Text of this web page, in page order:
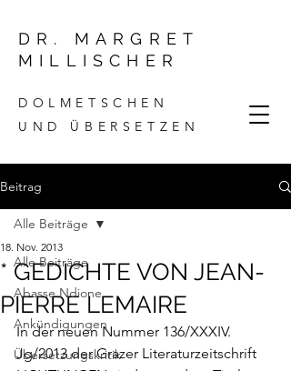
DR. MARGRET
MILLISCHER
DOLMETSCHEN
UND ÜBERSETZEN
Beitrag
Alle Beiträge
Abasse Ndione
Ankündigungen
Übersetzungskritik
Alle Beiträge
* GEDICHTE VON JEAN-
PIERRE LEMAIRE
18. Nov. 2013
In der neuen Nummer 136/XXXIV.
Jg/2013 der Grazer Literaturzeitschrift